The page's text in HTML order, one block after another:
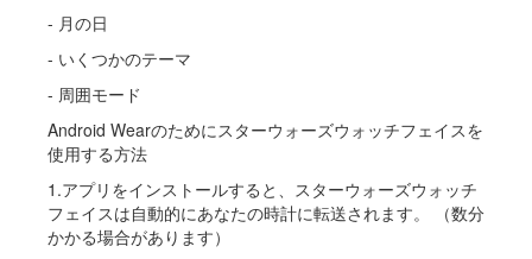
- 月の日
- いくつかのテーマ
- 周囲モード
Android Wearのためにスターウォーズウォッチフェイスを
使用する方法
1.アプリをインストールすると、スターウォーズウォッチ
フェイスは自動的にあなたの時計に転送されます。 （数分
かかる場合があります）